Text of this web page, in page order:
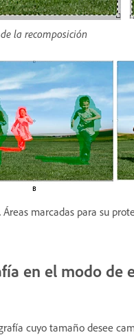
la recomposición
Áreas marcadas para su
en el modo de
cuyo tamaño desee